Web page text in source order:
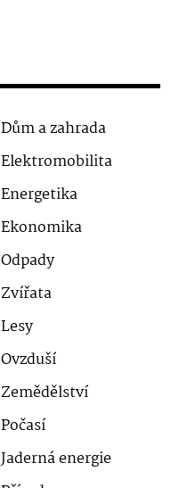
Dům a zahrada
Elektromobilita
Energetika
Ekonomika
Odpady
Zvířata
Lesy
Ovzduší
Zemědělství
Počasí
Jaderná energie